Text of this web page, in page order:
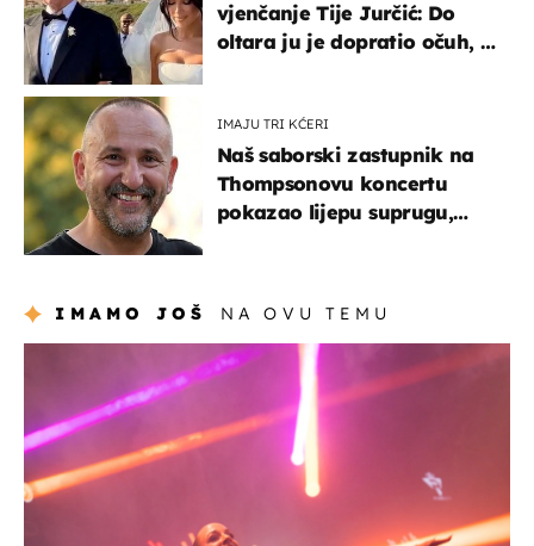
vjenčanje Tije Jurčić: Do
oltara ju je dopratio očuh, a
IMAJU TRI KĆERI
Naš saborski zastupnik na
Thompsonovu koncertu
pokazao lijepu suprugu,
IMAMO JOŠ NA OVU TEMU